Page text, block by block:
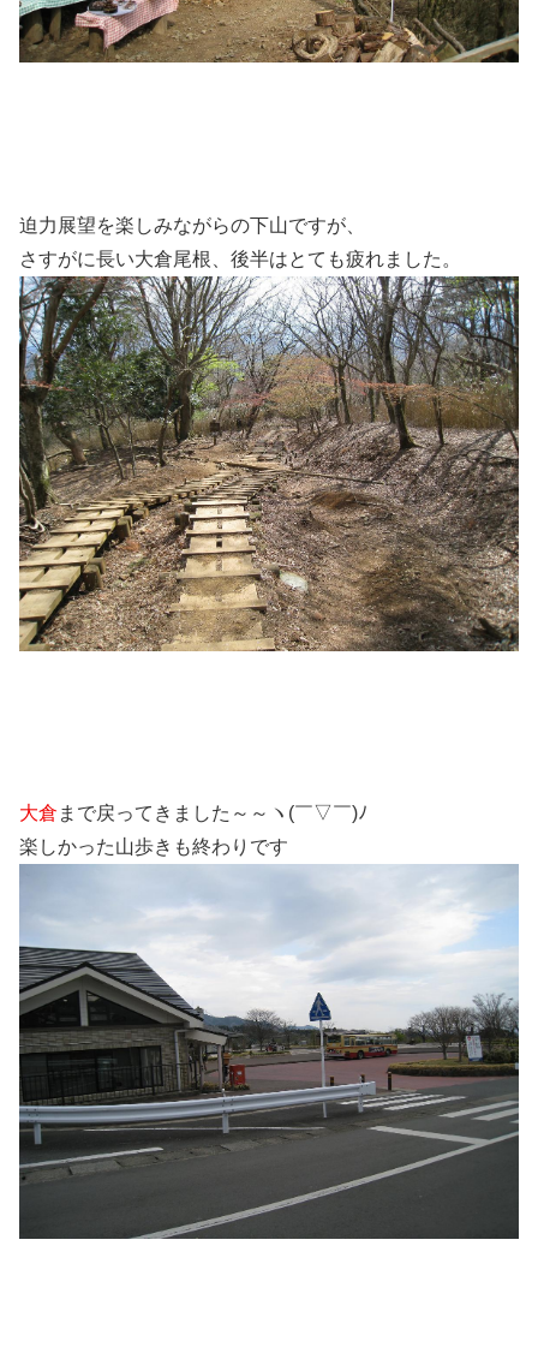
迫力展望を楽しみながらの下山ですが、
さすがに長い大倉尾根、後半はとても疲れました。
大倉 まで戻ってきました～～ヽ(￣▽￣)ﾉ
楽しかった山歩きも終わりです